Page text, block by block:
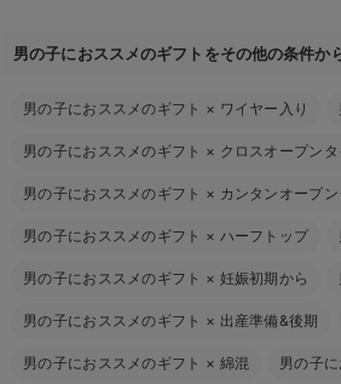
男の子におススメのギフトをその他の条件か
男の子におススメのギフト × ワイヤー入り
男の子におススメのギフト × クロスオープン
男の子におススメのギフト × カンタンオープ
男の子におススメのギフト × ハーフトップ
男の子におススメのギフト × 妊娠初期から
男の子におススメのギフト × 出産準備&後期
男の子におススメのギフト × 綿混 男の子